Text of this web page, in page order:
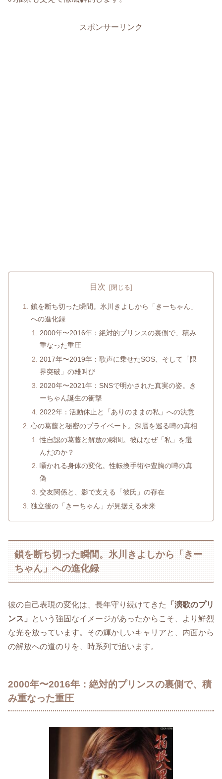
スポンサーリンク
目次
鎖を断ち切った瞬間。氷川きよしから「きーちゃん」
への進化録
2000年〜2016年：絶対的プリンスの裏側で、積み
重なった重圧
2017年〜2019年：歌声に乗せたSOS、そして「限
界突破」の雄叫び
2020年〜2021年：SNSで明かされた真実の姿。き
ーちゃん誕生の衝撃
2022年：活動休止と「ありのままの私」への決意
心の葛藤と秘密のプライベート。深層を巡る噂の真相
性自認の葛藤と解放の瞬間。彼はなぜ「私」を選
んだのか？
囁かれる身体の変化。性転換手術や豊胸の噂の真
偽
交友関係と、影で支える「彼氏」の存在
独立後の「きーちゃん」が見据える未来
鎖を断ち切った瞬間。氷川きよしから「きー
ちゃん」への進化録
彼の自己表現の変化は、長年守り続けてきた
「演歌のプリ
ンス」
という強固なイメージがあったからこそ、より鮮烈
な光を放っています。その輝かしいキャリアと、内面から
の解放への道のりを、時系列で追います。
2000年〜2016年：絶対的プリンスの裏側で、積
み重なった重圧